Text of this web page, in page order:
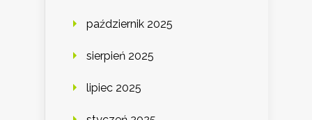
październik 2025
sierpień 2025
lipiec 2025